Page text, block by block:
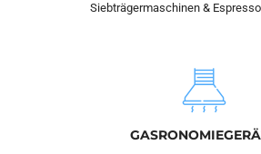
Siebträgermaschinen &